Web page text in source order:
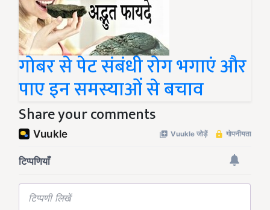
गोबर से पेट संबंधी रोग भगाएं और
पाए इन समस्याओं से बचाव
Share your comments